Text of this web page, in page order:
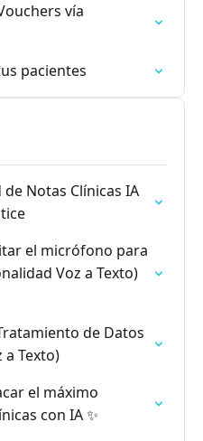
vía
pacientes
Notas Clínicas IA
el micrófono para
Voz a Texto)
de Datos
a Texto)
el máximo
con IA ✨